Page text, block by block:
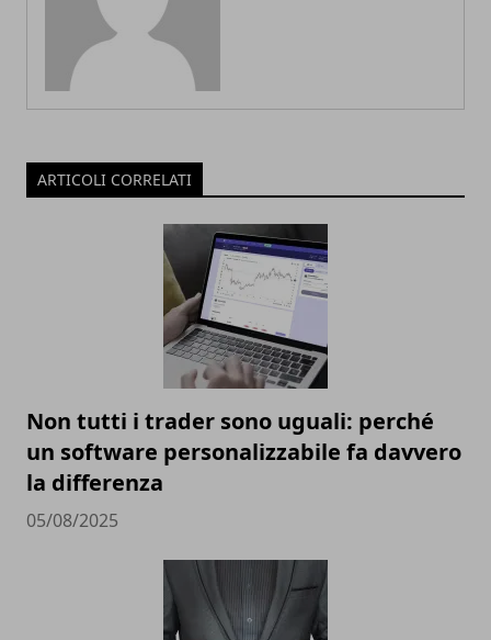
ARTICOLI CORRELATI
Non tutti i trader sono uguali: perché
un software personalizzabile fa davvero
la differenza
05/08/2025